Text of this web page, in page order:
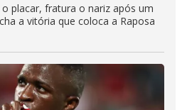
placar, fratura o nariz após um
a vitória que coloca a Raposa